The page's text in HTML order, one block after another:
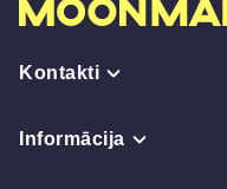
Kontakti
Informācija